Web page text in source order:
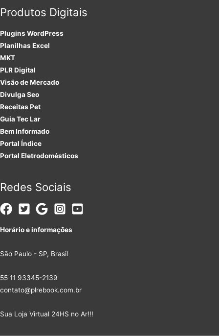
Produtos Digitais
PluginsWordPress
Planilhas Excel
MKT
PLRDigital
Visão de Mercado
Divulga Seo
Receitas Pet
Guia Tec Lar
Bem Informado
Portal Índice
Portal Eletrodomésticos
Redes Sociais
Horário e informações
São Paulo - SP, Brasil
55 11 93345-2139
contato@plrebook.com.br
Sua Loja Virtual 24HS no Ar!!!